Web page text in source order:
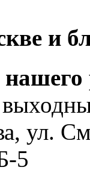
и
ул.
5